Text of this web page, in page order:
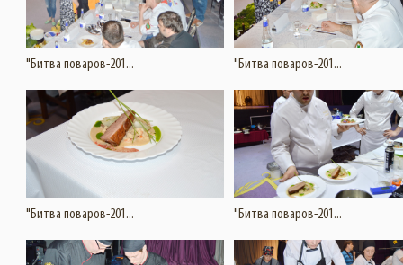
"Битва поваров-201... "Битва поваров-201...
Подробнее Увеличить
"Битва поваров-201...
Подробнее
"Битва поваров-201...